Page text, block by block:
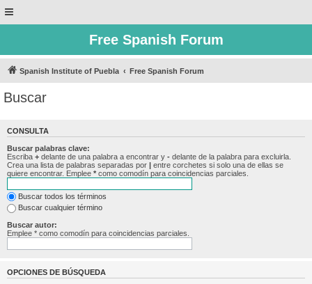
Free Spanish Forum
Spanish Institute of Puebla Free Spanish Forum
Buscar
CONSULTA
Buscar palabras clave:
Escriba + delante de una palabra a encontrar y - delante de la palabra para excluirla.
Crea una lista de palabras separadas por | entre corchetes si solo una de ellas se
quiere encontrar. Emplee * como comodín para coincidencias parciales.
Buscar todos los términos
Buscar cualquier término
Buscar autor:
Emplee * como comodín para coincidencias parciales.
OPCIONES DE BÚSQUEDA